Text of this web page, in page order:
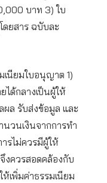
บาท 3) ใบ
ยสาร ฉบับละ
เนียมใบอนุญาต 1)
ได้กลางเป็นผู้ให้
ล รับส่งข้อมูล และ
วนเงินจากการทำ
รไม่ควรมีผู้ให้
งควรสอดคล้องกับ
เพิ่มค่าธรรมเนียม